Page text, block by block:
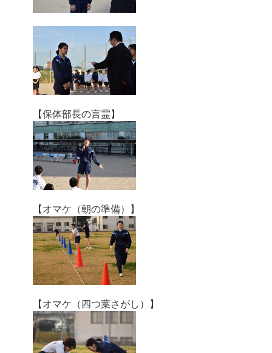
【保体部長の言霊】
【オマケ（朝の準備）】
【オマケ（四つ葉さがし）】